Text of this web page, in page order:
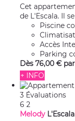
Cet
de L'Escala. Il
Piscine
Accès
Parking
Dès 76,00 €
+ INFO
3 Évaluations
6 2
Melody